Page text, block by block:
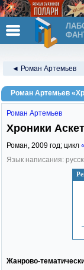
◄ Роман Артемьев
Роман Артемьев
Роман Артемьев
Хроники
Роман, 2009 год; цикл
Язык написания:
Жанрово-